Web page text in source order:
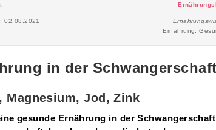
02.08.2021
Ernährung,
in der Schwangerschaft
Magnesium, Jod, Zink
gesunde Ernährung in der